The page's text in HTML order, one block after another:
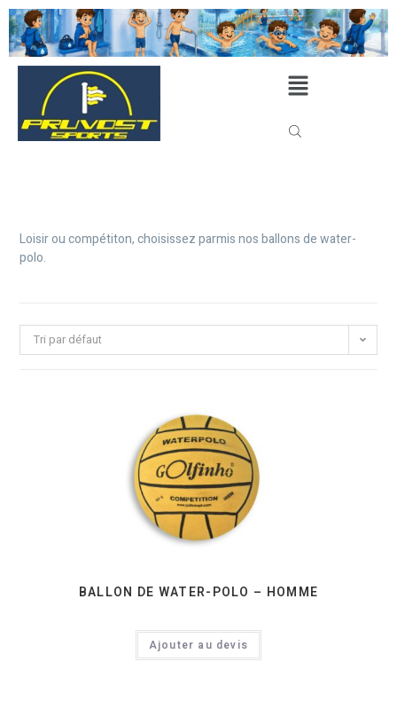
Loisir ou compétiton, choisissez parmis nos ballons de water-
polo.
Tri par défaut
BALLON DE WATER-POLO – HOMME
Ajouter au devis